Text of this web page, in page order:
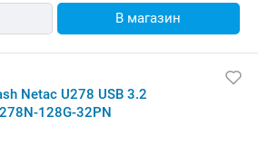
В магазин
Netac U278 USB 3.2
128G-32PN